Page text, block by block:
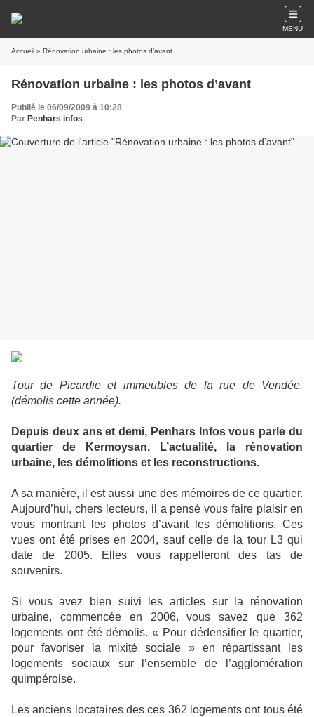
MENU
Accueil » Rénovation urbaine : les photos d’avant
Rénovation urbaine : les photos d’avant
Publié le 06/09/2009 à 10:28
Par Penhars infos
Tour de Picardie et immeubles de la rue de Vendée.
(démolis cette année).
Depuis deux ans et demi, Penhars Infos vous parle du
quartier de Kermoysan. L’actualité, la rénovation
urbaine, les démolitions et les reconstructions.
A sa manière, il est aussi une des mémoires de ce quartier.
Aujourd’hui, chers lecteurs, il a pensé vous faire plaisir en
vous montrant les photos d’avant les démolitions. Ces
vues ont été prises en 2004, sauf celle de la tour L3 qui
date de 2005. Elles vous rappelleront des tas de
souvenirs.
Si vous avez bien suivi les articles sur la rénovation
urbaine, commencée en 2006, vous savez que 362
logements ont été démolis. « Pour dédensifier le quartier,
pour favoriser la mixité sociale » en répartissant les
logements sociaux sur l’ensemble de l’agglomération
quimpéroise.
Les anciens locataires des ces 362 logements ont tous été